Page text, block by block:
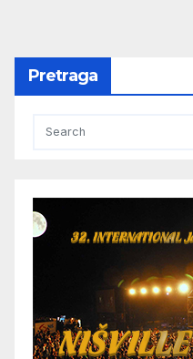
Pretraga